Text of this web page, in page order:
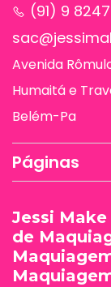
(91) 9
Avenida
Humaitá e
Belém-Pa
Páginas
Jessi
de